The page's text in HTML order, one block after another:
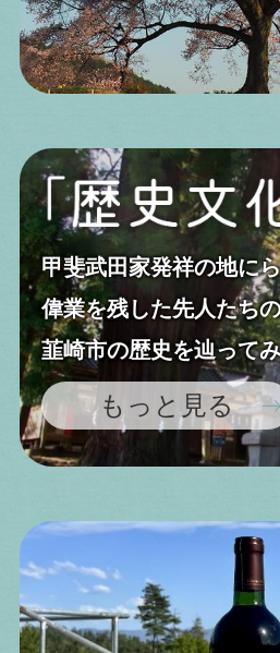
古代ハスを
2026
2026年06
【8/5.6.7開
日帰りバス
2026年06
2026年06
甲斐武田家発祥の地に
偉業を残した先人たち
韮崎市の歴史を辿って
もっと見る